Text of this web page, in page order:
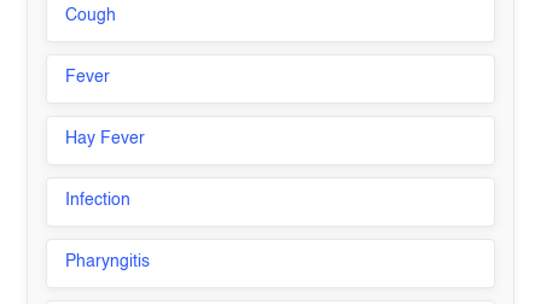
Cough
Fever
Hay Fever
Infection
Pharyngitis